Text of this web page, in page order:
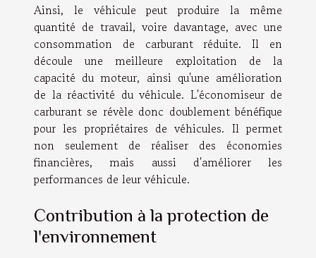
Ainsi, le véhicule peut produire la même
quantité de travail, voire davantage, avec une
consommation de carburant réduite. Il en
découle une meilleure exploitation de la
capacité du moteur, ainsi qu'une amélioration
de la réactivité du véhicule. L'économiseur de
carburant se révèle donc doublement bénéfique
pour les propriétaires de véhicules. Il permet
non seulement de réaliser des économies
financières, mais aussi d'améliorer les
performances de leur véhicule.
Contribution à la protection de
l'environnement